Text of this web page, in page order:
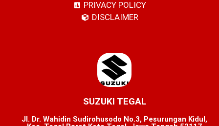
PRIVACY POLICY
DISCLAIMER
SUZUKI TEGAL
Jl. Dr. Wahidin Sudirohusodo No.3, Pesurungan Kidul,